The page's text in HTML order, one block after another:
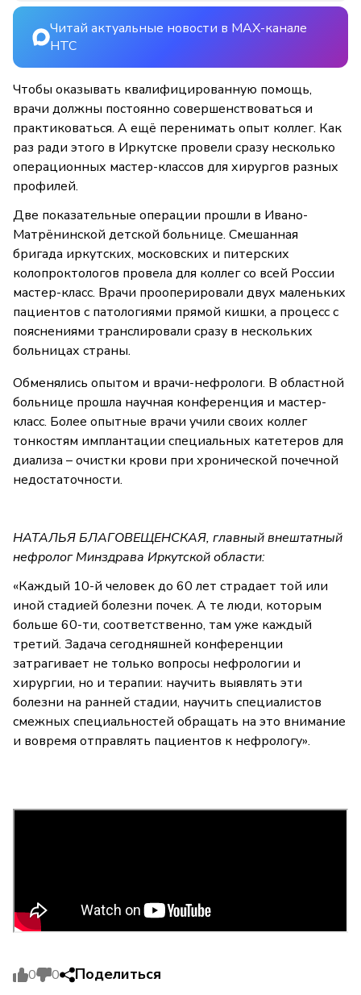
Читай актуальные новости в MAX-канале
НТС
Чтобы оказывать квалифицированную помощь,
врачи должны постоянно совершенствоваться и
практиковаться. А ещё перенимать опыт коллег. Как
раз ради этого в Иркутске провели сразу несколько
операционных мастер-классов для хирургов разных
профилей.
Две показательные операции прошли в Ивано-
Матрёнинской детской больнице. Смешанная
бригада иркутских, московских и питерских
колопроктологов провела для коллег со всей России
мастер-класс. Врачи прооперировали двух маленьких
пациентов с патологиями прямой кишки, а процесс с
пояснениями транслировали сразу в нескольких
больницах страны.
Обменялись опытом и врачи-нефрологи. В областной
больнице прошла научная конференция и мастер-
класс. Более опытные врачи учили своих коллег
тонкостям имплантации специальных катетеров для
диализа – очистки крови при хронической почечной
недостаточности.
НАТАЛЬЯ БЛАГОВЕЩЕНСКАЯ, главный внештатный
нефролог Минздрава Иркутской области:
«Каждый 10-й человек до 60 лет страдает той или
иной стадией болезни почек. А те люди, которым
больше 60-ти, соответственно, там уже каждый
третий. Задача сегодняшней конференции
затрагивает не только вопросы нефрологии и
хирургии, но и терапии: научить выявлять эти
болезни на ранней стадии, научить специалистов
смежных специальностей обращать на это внимание
и вовремя отправлять пациентов к нефрологу».
0 0 Поделиться